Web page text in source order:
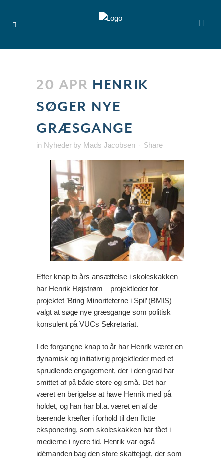
20 APR HENRIK
SØGER NYE
GRÆSGANGE
in Nyheder by Mads Jacobsen Share
Efter knap to års ansættelse i skoleskakken
har Henrik Højstrøm – projektleder for
projektet ’Bring Minoriteterne i Spil’ (BMIS) –
valgt at søge nye græsgange som politisk
konsulent på VUCs Sekretariat.
I de forgangne knap to år har Henrik været en
dynamisk og initiativrig projektleder med et
sprudlende engagement, der i den grad har
smittet af på både store og små. Det har
været en berigelse at have Henrik med på
holdet, og han har bl.a. været en af de
bærende kræfter i forhold til den flotte
eksponering, som skoleskakken har fået i
medierne i nyere tid. Henrik var også
idémanden bag den store skattejagt, der som